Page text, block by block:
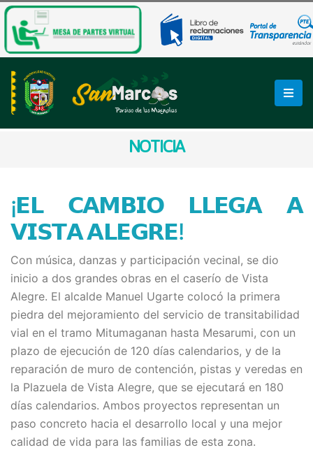
NOTICIA
¡𝗘𝗟 𝗖𝗔𝗠𝗕𝗜𝗢 𝗟𝗟𝗘𝗚𝗔 𝗔
𝗩𝗜𝗦𝗧𝗔 𝗔𝗟𝗘𝗚𝗥𝗘!
Con música, danzas y participación vecinal, se dio
inicio a dos grandes obras en el caserío de Vista
Alegre. El alcalde Manuel Ugarte colocó la primera
piedra del mejoramiento del servicio de transitabilidad
vial en el tramo Mitumaganan hasta Mesarumi, con un
plazo de ejecución de 120 días calendarios, y de la
reparación de muro de contención, pistas y veredas en
la Plazuela de Vista Alegre, que se ejecutará en 180
días calendarios. Ambos proyectos representan un
paso concreto hacia el desarrollo local y una mejor
calidad de vida para las familias de esta zona.